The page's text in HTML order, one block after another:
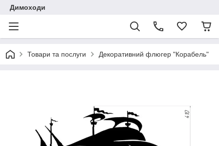
Димоходи
Товари та послуги Декоративний флюгер "Корабель"